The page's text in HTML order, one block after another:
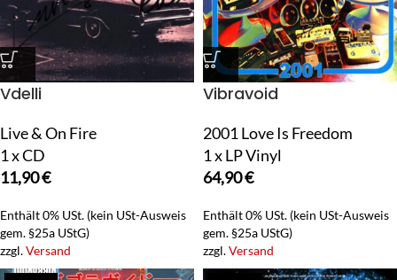
Vdelli
Live & On Fire
1 x CD
11,90€
Enthält 0% USt. (kein USt-Ausweis
gem. §25a UStG)
zzgl.Versand
Vibravoid
2001 Love Is Freedom
1 x LP Vinyl
64,90€
Enthält 0% USt. (kein USt-Ausweis
gem. §25a UStG)
zzgl.Versand